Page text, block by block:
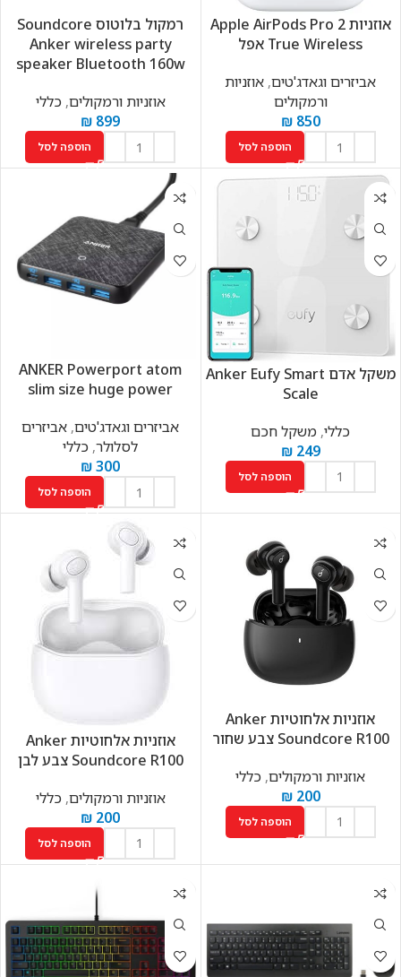
אוזניות Apple AirPods Pro 2
True Wireless אפל
אביזרים וגאדג'טים, אוזניות
ורמקולים
₪850
הוספה לסל
רמקול בלוטוס Soundcore
Anker wireless party
speaker Bluetooth 160w
אוזניות ורמקולים,כללי
₪ 899
הוספה לסל
‏משקל אדם Anker Eufy Smart
Scale
כללי, משקל חכם
₪249
הוספה לסל
ANKER Powerport atom
slim size huge power
אביזרים וגאדג'טים, אביזרים
לסלולר, כללי
₪300
הוספה לסל
אוזניות ‏אלחוטיות Anker
Soundcore R100 צבע שחור
אוזניות ורמקולים, כללי
₪200
הוספה לסל
אוזניות ‏אלחוטיות Anker
Soundcore R100 צבע לבן
אוזניות ורמקולים,כללי
₪ 200
הוספה לסל